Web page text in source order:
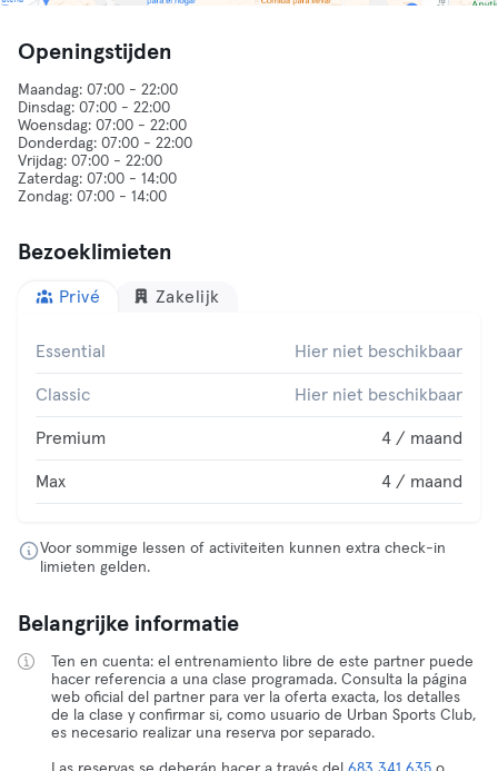
Openingstijden
Maandag: 07:00 - 22:00
Dinsdag: 07:00 - 22:00
Woensdag: 07:00 - 22:00
Donderdag: 07:00 - 22:00
Vrijdag: 07:00 - 22:00
Zaterdag: 07:00 - 14:00
Bezoeklimieten
Privé Zakelijk
Essential Hier niet beschikbaar
Classic Hier niet beschikbaar
Premium 4 / maand
Max 4 / maand
Voor sommige lessen of activiteiten kunnen extra check-in
limieten gelden.
Belangrijke informatie
Ten en cuenta: el entrenamiento libre de este partner puede
hacer referencia a una clase programada. Consulta la página
web oficial del partner para ver la oferta exacta, los detalles
de la clase y confirmar si, como usuario de Urban Sports Club,
es necesario realizar una reserva por separado.